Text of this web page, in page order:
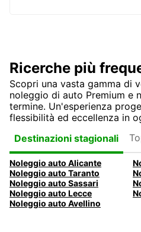
Ricerche più
Scopri una vasta gamma di
noleggio di auto Premium e
termine. Un'esperienza
flessibilità ed eccellenza in
Destinazioni stagionali
Noleggio auto Alicante
Noleggio auto Taranto
Noleggio auto Sassari
Noleggio auto Lecce
Noleggio auto Avellino